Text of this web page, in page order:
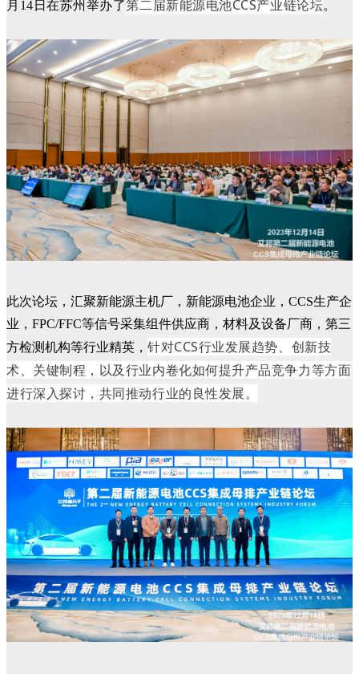
月14日在苏州举办了第二届新能源电池CCS产业链论坛。
此次论坛，汇聚新能源主机厂，新能源电池企业，CCS生产企
业，FPC/FFC等信号采集组件供应商，材料及设备厂商，第三
方检测机构等行业精英， 针对CCS行业发展趋势、创新技
术、关键制程，以及行业内卷化如何提升产品竞争力等方面
进行深入探讨，共同推动行业的良性发展。